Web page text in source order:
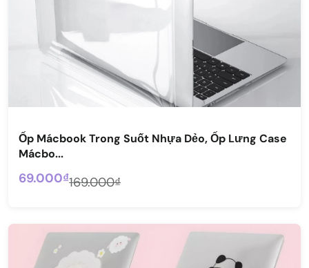
Ốp Mácbook Trong Suốt Nhựa Dẻo, Ốp Lưng Case
Mácbo...
69.000₫169.000₫